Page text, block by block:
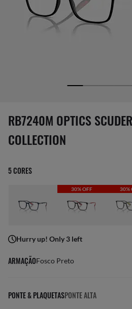
1 item foi removido da sua lista de
RB7240M OPTICS
COLLECTION
5 CORES
30% OFF 30%
Hurry up! Only 3 left
ARMAÇÃOFosco Preto
PONTE & PLAQUETASPONTE ALTA